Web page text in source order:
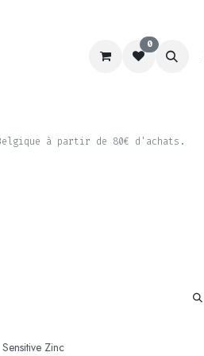
SCHOOL
0
à partir de 80€ d'achats.
Sensitive Zinc